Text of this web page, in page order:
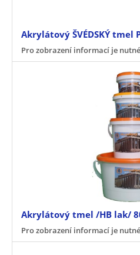
Akrylátový ŠVÉDSKÝ
Pro zobrazení informací je
Akrylátový tmel /HB lak/
Pro zobrazení informací je